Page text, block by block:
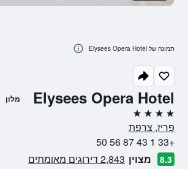
Elysees Opera Hotel מלון
4 כוכבים
פריז, צרפת
+33 1 43 87 56 50
8.3 מצוין 2,843 דירוגים מאומתים
תמונה של Elysees Opera Hotel